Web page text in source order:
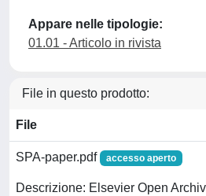
Appare nelle tipologie:
01.01 - Articolo in rivista
File in questo prodotto:
File
SPA-paper.pdf accesso aperto
Descrizione: Elsevier Open